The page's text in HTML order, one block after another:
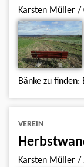
Karsten Müller /
Bänke zu
VEREIN
Karsten Müller /